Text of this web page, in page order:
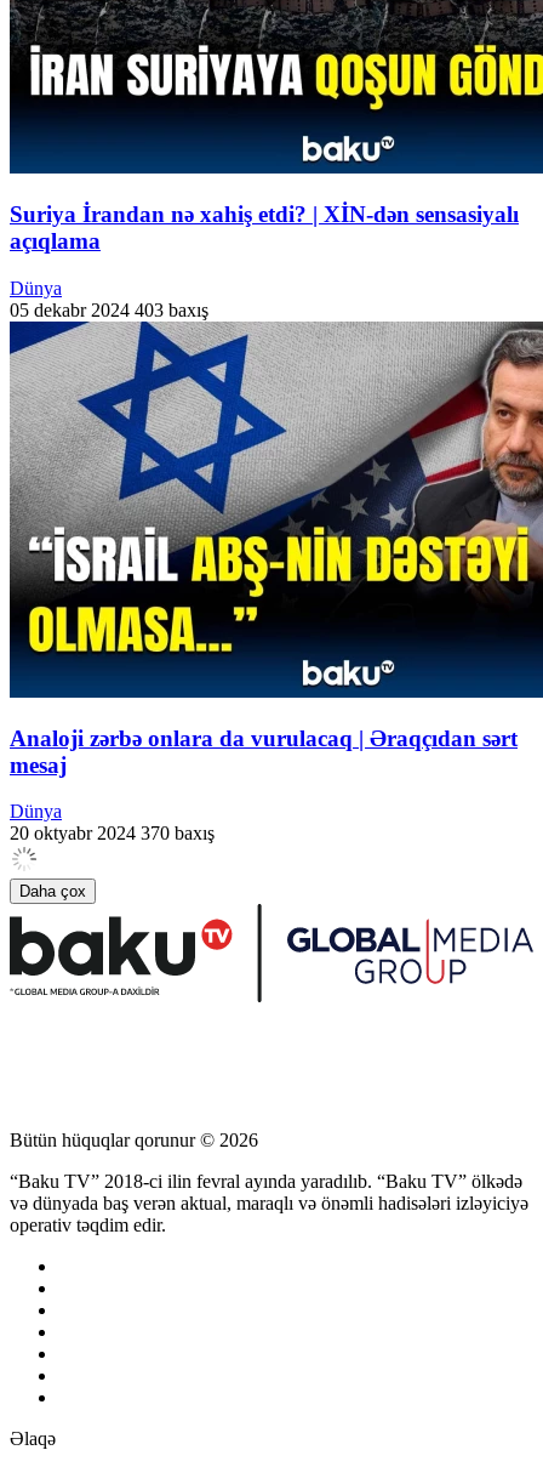
Suriya İrandan nə xahiş etdi? | XİN-dən sensasiyalı
açıqlama
Dünya
05 dekabr 2024 403 baxış
Analoji zərbə onlara da vurulacaq | Əraqçıdan sərt
mesaj
Dünya
20 oktyabr 2024 370 baxış
Daha çox
Bütün hüquqlar qorunur © 2026
“Baku TV” 2018-ci ilin fevral ayında yaradılıb. “Baku TV” ölkədə
və dünyada baş verən aktual, maraqlı və önəmli hadisələri izləyiciyə
operativ təqdim edir.
Əlaqə